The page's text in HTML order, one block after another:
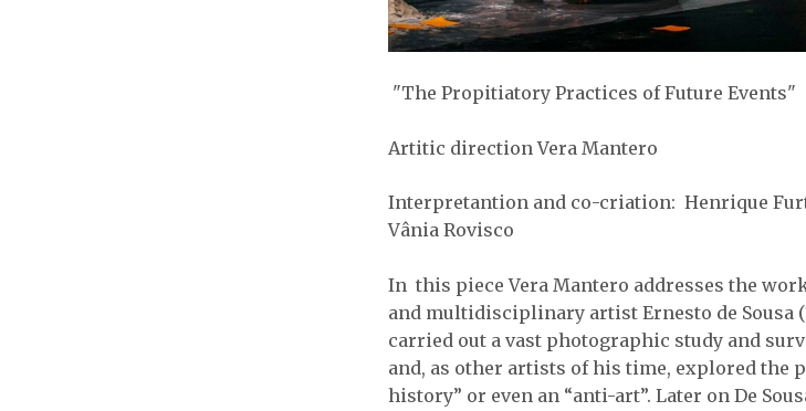
"The Propitiatory Practices of Future Events"
Artitic direction Vera Mantero
Interpretantion and co-criation: Henrique
Vânia Rovisco
In this piece Vera Mantero addresses the
and multidisciplinary artist Ernesto de Sousa
carried out a vast photographic study and
and, as other artists of his time, explored the
history” or even an “anti-art”. Later on De